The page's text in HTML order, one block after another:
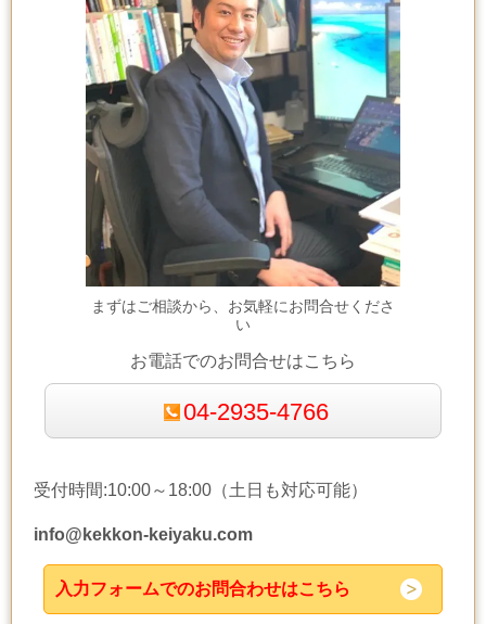
まずはご相談から、お気軽にお問合せくださ
い
お電話でのお問合せはこちら
04-2935-4766
受付時間:10:00～18:00（土日も対応可能）
info@kekkon-keiyaku.com
入力フォームでのお問合わせはこちら